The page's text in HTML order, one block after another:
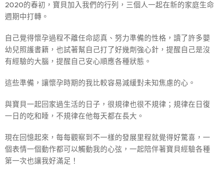
2020的春初，寶貝加入我們的行列，三個人一起在新的家庭生命
週期中打轉。
自己覺得懷孕過程不離任命認真、努力準備的性格，讀了許多嬰
幼兒照護書籍，也試著幫自己打了好幾劑強心針，提醒自己是沒
有經驗的大腦，提醒自己安心順應各種狀態。
這些準備，讓懷孕時期的我比較容易減緩對未知焦慮的心。
與寶貝一起回家過生活的日子，很規律也很不規律；規律在日復
一日的吃和睡，不規律在他每天都在長大。
現在回憶起來，每每觀察到不一樣的發展里程就覺得好驚喜，一
個表情一個動作都可以觸動我的心弦，一起陪伴著寶貝經驗各種
第一次也讓我好滿足！